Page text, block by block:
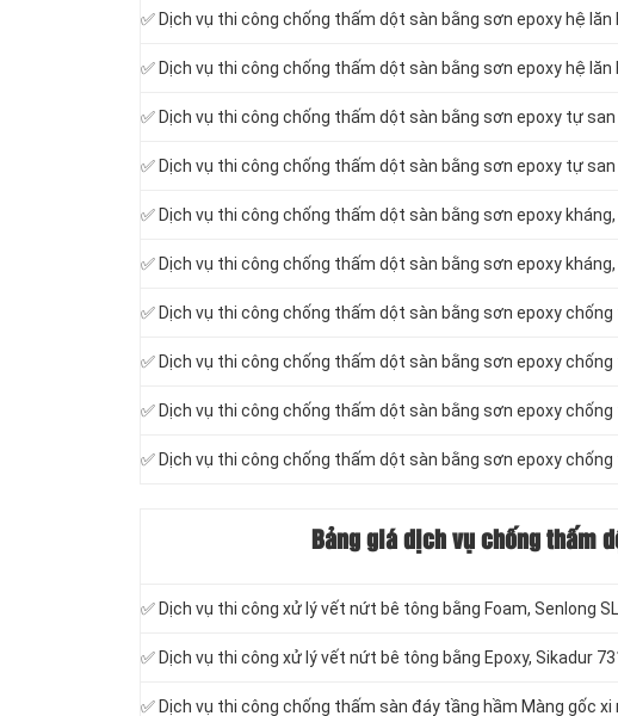
✅ Dịch vụ thi công chống thấm dột sàn bằng sơn epoxy hệ lăn
✅ Dịch vụ thi công chống thấm dột sàn bằng sơn epoxy hệ lăn
✅ Dịch vụ thi công chống thấm dột sàn bằng sơn epoxy tự
✅ Dịch vụ thi công chống thấm dột sàn bằng sơn epoxy tự
✅ Dịch vụ thi công chống thấm dột sàn bằng sơn epoxy
✅ Dịch vụ thi công chống thấm dột sàn bằng sơn epoxy
✅ Dịch vụ thi công chống thấm dột sàn bằng sơn epoxy
✅ Dịch vụ thi công chống thấm dột sàn bằng sơn epoxy
✅ Dịch vụ thi công chống thấm dột sàn bằng sơn epoxy
✅ Dịch vụ thi công chống thấm dột sàn bằng sơn epoxy
Bảng giá dịch vụ chống thấm
✅ Dịch vụ thi công xử lý vết nứt bê tông bằng Foam, Senlong
✅ Dịch vụ thi công xử lý vết nứt bê tông bằng Epoxy, Sikadur
✅ Dịch vụ thi công chống thấm sàn đáy tầng hầm Màng gốc xi